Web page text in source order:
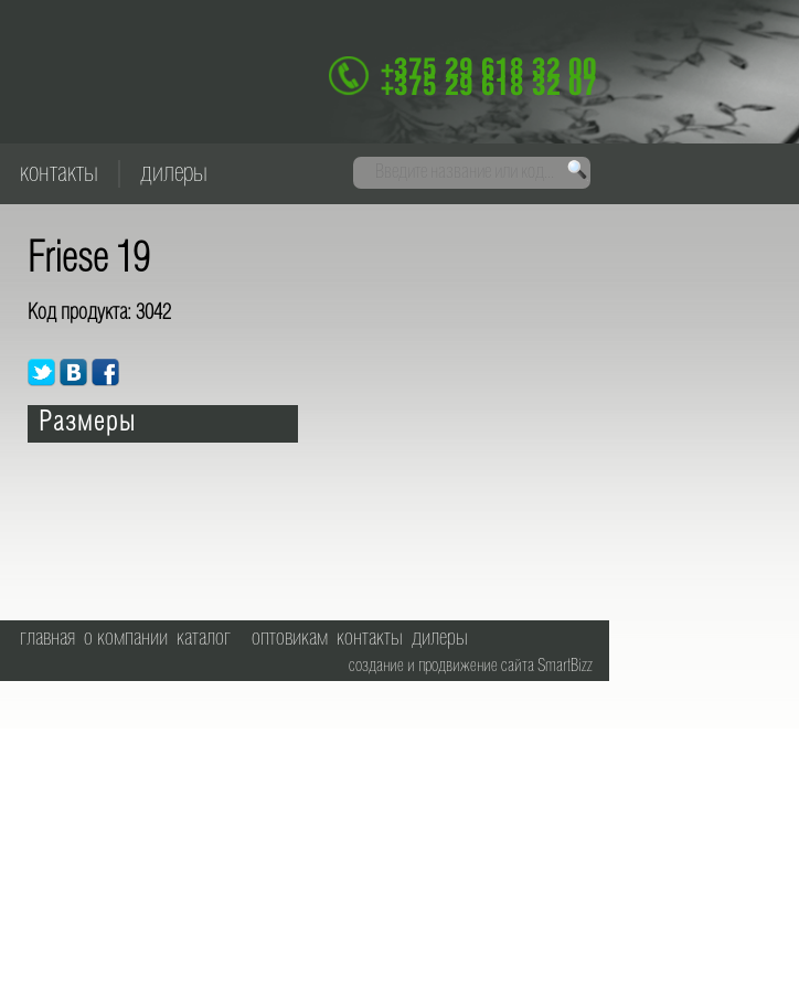
+375 29 618 32 00
+375 29 618 32 07
контакты дилеры
Friese 19
Код продукта: 3042
Размеры
главная о компании каталог оптовикам контакты дилеры
создание и продвижение сайта SmartBizz